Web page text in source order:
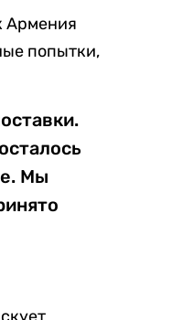
Армения
попытки,
Мы